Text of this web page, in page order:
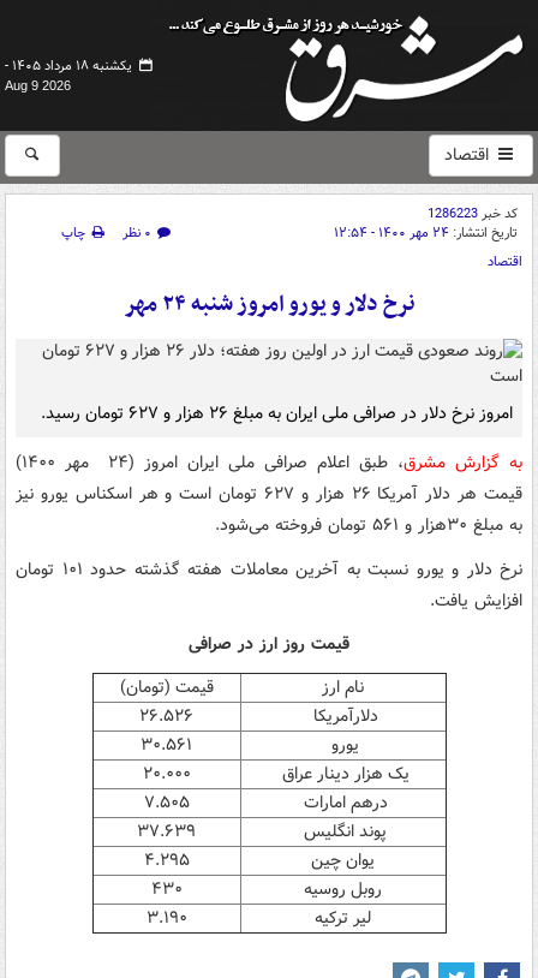
یکشنبه ۱۸ مرداد ۱۴۰۵ -
Aug 9 2026
اقتصاد
کد خبر1286223
تاریخ انتشار: ۲۴ مهر ۱۴۰۰ - ۱۲:۵۴ ۰ نظر
چاپ
اقتصاد
نرخ دلار و یورو امروز شنبه ۲۴ مهر
امروز نرخ دلار در صرافی ملی ایران به مبلغ ۲۶ هزار و ۶۲۷ تومان رسید.
به گزارش مشرق
، طبق اعلام صرافی ملی ایران امروز (۲۴ مهر ۱۴۰۰)
قیمت هر دلار آمریکا ۲۶ هزار و ۶۲۷ تومان است و هر اسکناس یورو نیز
به مبلغ ۳۰هزار و ۵۶۱ تومان فروخته می‌شود.
نرخ دلار و یورو نسبت به آخرین معاملات هفته گذشته حدود ۱۰۱ تومان
افزایش یافت.
قیمت روز ارز در صرافی
نام ارز
قیمت (تومان)
دلارآمریکا
۲۶.۵۲۶
یورو
۳۰.۵۶۱
یک هزار دینار عراق
۲۰.۰۰۰
درهم امارات
۷.۵۰۵
پوند انگلیس
۳۷.۶۳۹
یوان چین
۴.۲۹۵
روبل روسیه
۴۳۰
لیر ترکیه
۳.۱۹۰